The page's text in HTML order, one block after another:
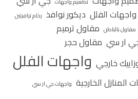
الفلل ديكور نوافذ رخام ترافرتين
مقاول بالباطن مقاول ترميم
ار سي مقاول حجر
خارجي واجهات الفلل
المنازل الخارجية واجهات جي ار سي